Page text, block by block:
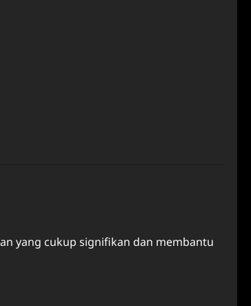
yang cukup signifikan dan membantu